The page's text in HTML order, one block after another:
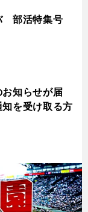
部活特集号
知らせが届
を受け取る方